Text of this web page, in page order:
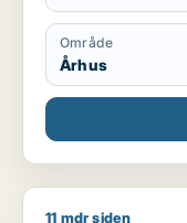
Område
Århus
Emma søger job
11 mdr siden